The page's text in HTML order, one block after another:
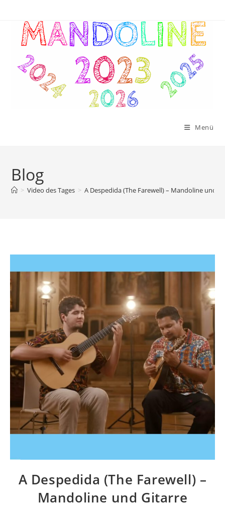
Menü
Blog
> Video des Tages > A Despedida (The Farewell) – Mandoline und
A Despedida (The Farewell) –
Mandoline und Gitarre